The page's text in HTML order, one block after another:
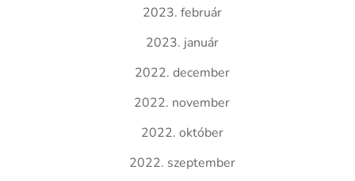
2023. február
2023. január
2022. december
2022. november
2022. október
2022. szeptember